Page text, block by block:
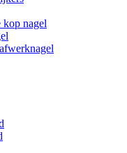
kop nagel